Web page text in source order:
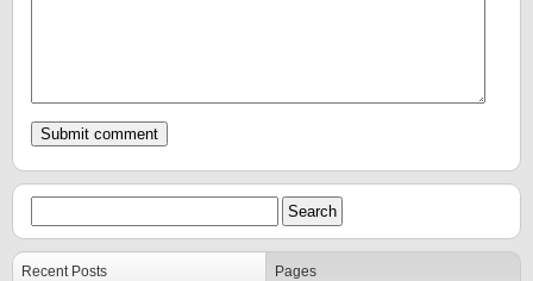
Recent Posts Pages